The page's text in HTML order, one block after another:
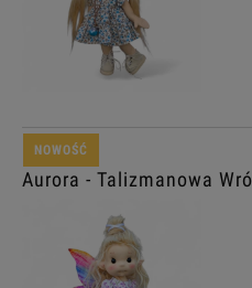
Aurora - Talizmanowa
NOWOŚĆ